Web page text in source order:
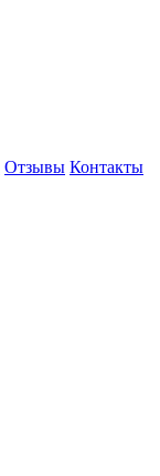
Отзывы Контакты